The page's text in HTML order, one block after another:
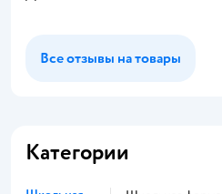
Все отзывы на товары
Категории